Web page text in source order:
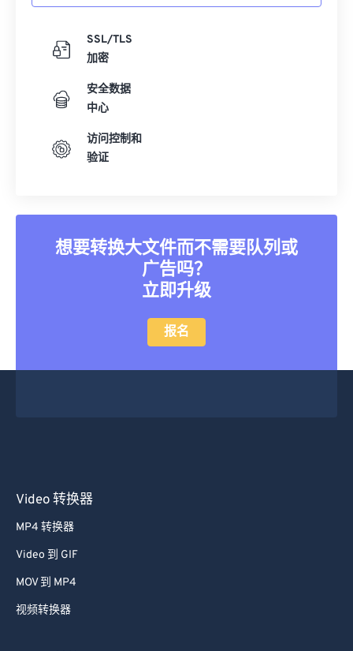
SSL/TLS
加密
安全数据
中心
访问控制和
验证
想要转换大文件而不需要队列或
广告吗？
立即升级
报名
Video 转换器
MP4 转换器
Video 到 GIF
MOV 到 MP4
视频转换器